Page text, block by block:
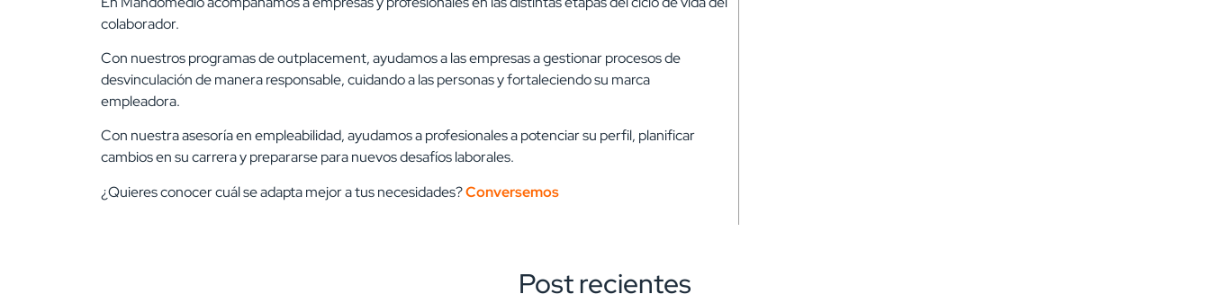
colaborador.
Con nuestros programas de outplacement, ayudamos a las empresas a gestionar procesos de
desvinculación de manera responsable, cuidando a las personas y fortaleciendo su marca
empleadora.
Con nuestra asesoría en empleabilidad, ayudamos a profesionales a potenciar su perfil, planificar
cambios en su carrera y prepararse para nuevos desafíos laborales.
¿Quieres conocer cuál se adapta mejor a tus necesidades?Conversemos
Post recientes